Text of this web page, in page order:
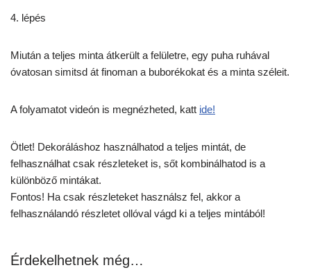
4. lépés
Miután a teljes minta átkerült a felületre, egy puha ruhával
óvatosan simitsd át finoman a buborékokat és a minta széleit.
A folyamatot videón is megnézheted, katt ide!
Ötlet! Dekoráláshoz használhatod a teljes mintát, de
felhasználhat csak részleteket is, sőt kombinálhatod is a
különböző mintákat.
Fontos! Ha csak részleteket használsz fel, akkor a
felhasználandó részletet ollóval vágd ki a teljes mintából!
Érdekelhetnek még…